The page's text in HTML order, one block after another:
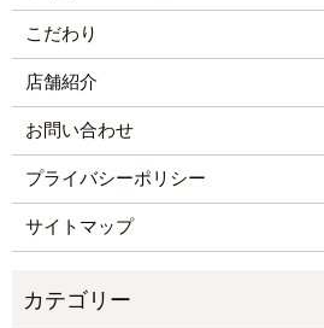
こだわり
店舗紹介
お問い合わせ
プライバシーポリシー
サイトマップ